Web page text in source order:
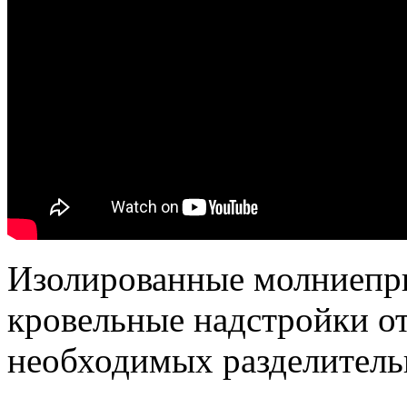
Изолированные
кровельные надстройки
необходимых